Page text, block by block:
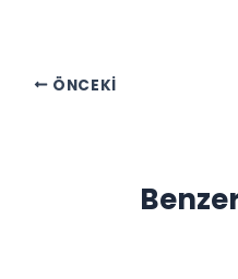
ÖNCEKI